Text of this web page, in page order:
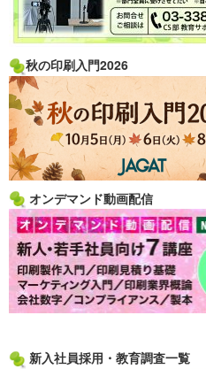
秋の印刷入門2026
オンデマンド動画配信
新入社員採用・教育調査一覧